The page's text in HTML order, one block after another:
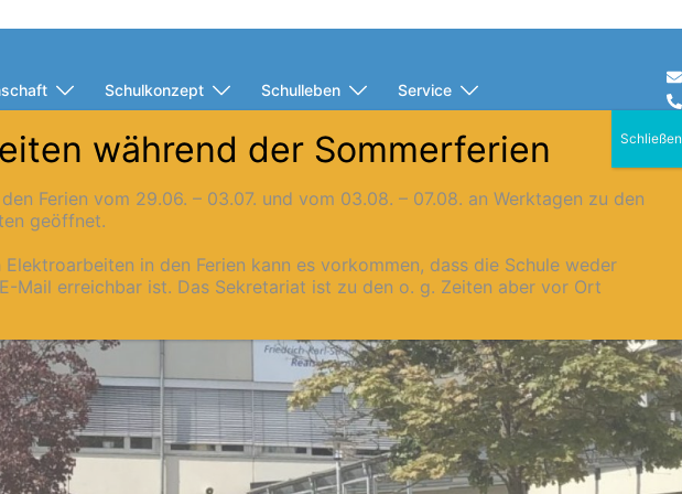
Schulkonzept Schulleben Service
während der Sommerferien
Ferien vom 29.06. – 03.07. und vom 03.08. – 07.08. an Werktagen zu den
geöffnet.
in den Ferien kann es vorkommen, dass die Schule weder
Mail erreichbar ist. Das Sekretariat ist zu den o. g. Zeiten aber vor Ort
Schließen